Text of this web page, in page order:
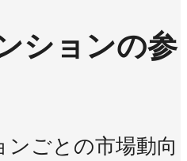
ションの参
ごとの市場動向